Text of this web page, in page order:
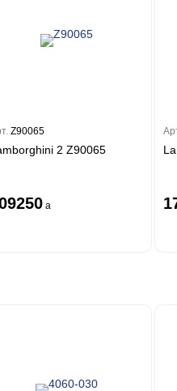
Z90065
2 Z90065
a